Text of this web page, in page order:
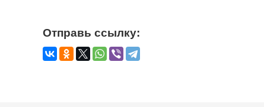
Отправь ссылку: